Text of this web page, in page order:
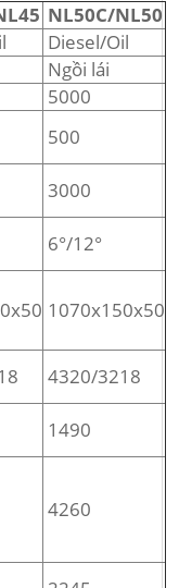
NL50C/NL50
Diesel/Oil
Ngồi lái
5000
500
3000
6°/12°
1070x150x50
4320/3218
1490
4260